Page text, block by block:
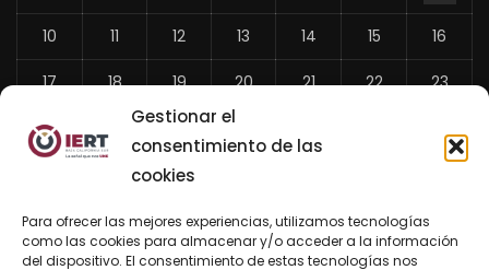
Gestionar el
consentimiento de las
cookies
Para ofrecer las mejores experiencias, utilizamos tecnologías
como las cookies para almacenar y/o acceder a la información
del dispositivo. El consentimiento de estas tecnologías nos
10 11 12 13 14 15 16
17 18 19 20 21 22 23
24 26 27
«
Jul